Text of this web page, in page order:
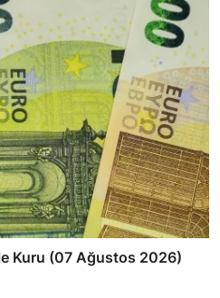
Kuru (07 Ağustos 2026)